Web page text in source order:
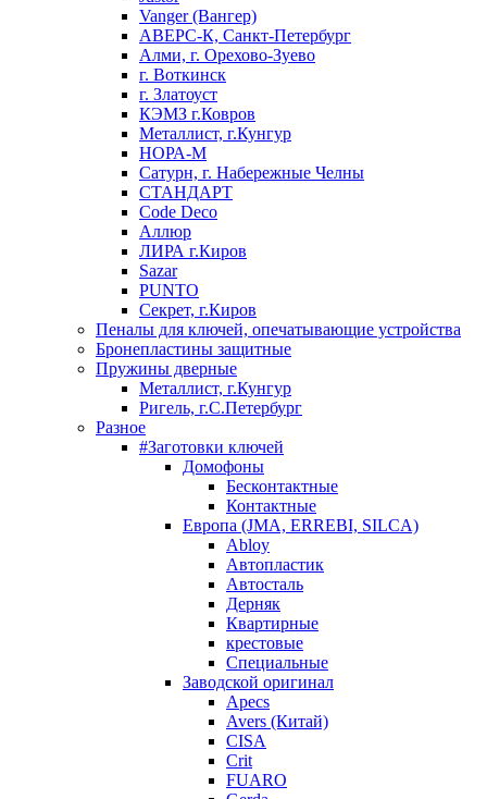
Vanger (Вангер)
АВЕРС-К, Санкт-Петербург
Алми, г. Орехово-Зуево
г. Воткинск
г. Златоуст
КЭМЗ г.Ковров
Металлист, г.Кунгур
НОРА-М
Сатурн, г. Набережные Челны
СТАНДАРТ
Code Deco
Аллюр
ЛИРА г.Киров
Sazar
PUNTO
Секрет, г.Киров
Пеналы для ключей, опечатывающие устройства
Бронепластины защитные
Пружины дверные
Металлист, г.Кунгур
Ригель, г.С.Петербург
Разное
#Заготовки ключей
Домофоны
Бесконтактные
Контактные
Европа (JMA, ERREBI, SILCA)
Abloy
Автопластик
Автосталь
Дерняк
Квартирные
крестовые
Специальные
Заводской оригинал
Apecs
Avers (Китай)
CISA
Crit
FUARO